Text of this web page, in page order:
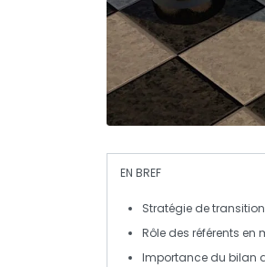
EN BREF
Stratégie de transition
Rôle des référents en
Importance du bilan